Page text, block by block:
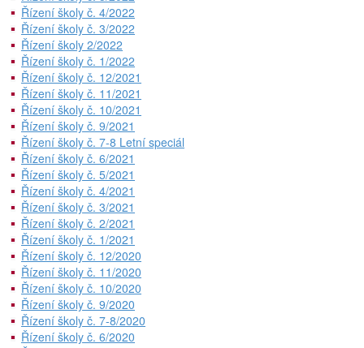
Řízení školy č. 4/2022
Řízení školy č. 3/2022
Řízení školy 2/2022
Řízení školy č. 1/2022
Řízení školy č. 12/2021
Řízení školy č. 11/2021
Řízení školy č. 10/2021
Řízení školy č. 9/2021
Řízení školy č. 7-8 Letní speciál
Řízení školy č. 6/2021
Řízení školy č. 5/2021
Řízení školy č. 4/2021
Řízení školy č. 3/2021
Řízení školy č. 2/2021
Řízení školy č. 1/2021
Řízení školy č. 12/2020
Řízení školy č. 11/2020
Řízení školy č. 10/2020
Řízení školy č. 9/2020
Řízení školy č. 7-8/2020
Řízení školy č. 6/2020